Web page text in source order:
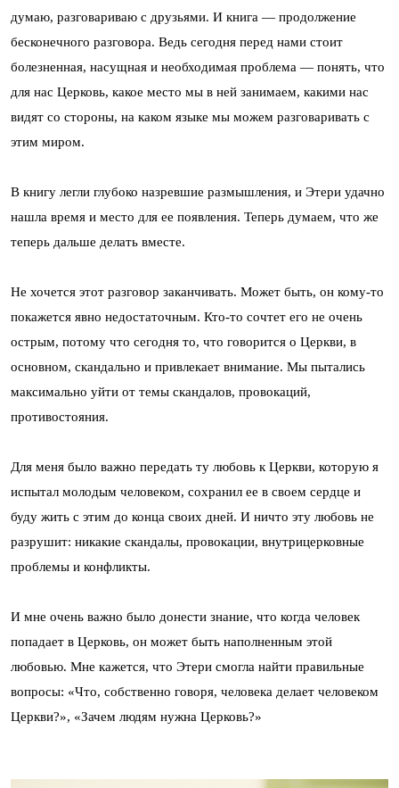
думаю, разговариваю с друзьями. И книга — продолжение
бесконечного разговора. Ведь сегодня перед нами стоит
болезненная, насущная и необходимая проблема — понять, что
для нас Церковь, какое место мы в ней занимаем, какими нас
видят со стороны, на каком языке мы можем разговаривать с
этим миром.
В книгу легли глубоко назревшие размышления, и Этери удачно
нашла время и место для ее появления. Теперь думаем, что же
теперь дальше делать вместе.
Не хочется этот разговор заканчивать. Может быть, он кому-то
покажется явно недостаточным. Кто-то сочтет его не очень
острым, потому что сегодня то, что говорится о Церкви, в
основном, скандально и привлекает внимание. Мы пытались
максимально уйти от темы скандалов, провокаций,
противостояния.
Для меня было важно передать ту любовь к Церкви, которую я
испытал молодым человеком, сохранил ее в своем сердце и
буду жить с этим до конца своих дней. И ничто эту любовь не
разрушит: никакие скандалы, провокации, внутрицерковные
проблемы и конфликты.
И мне очень важно было донести знание, что когда человек
попадает в Церковь, он может быть наполненным этой
любовью. Мне кажется, что Этери смогла найти правильные
вопросы: «Что, собственно говоря, человека делает человеком
Церкви?», «Зачем людям нужна Церковь?»